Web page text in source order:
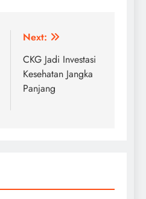
Next:
CKG Jadi Investasi
Kesehatan Jangka
Panjang